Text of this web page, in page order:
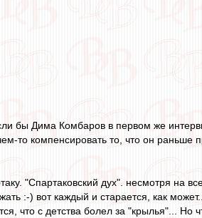
бы Дима Комбаров в первом же
то компенсировать то, что он раньше
"Спартаковский дух". несмотря на
:-) вот каждый и старается, как может...
что с детства болел за "крылья"... Но